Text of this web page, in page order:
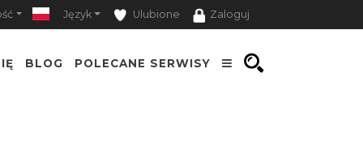
Język Ulubione Zaloguj
BLOG POLECANE SERWISY